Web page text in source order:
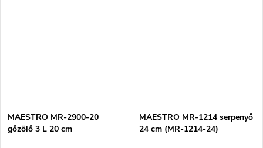
MAESTRO MR-2900-20
gőzölő 3 L 20 cm
MAESTRO MR-1214 serpenyő
24 cm (MR-1214-24)